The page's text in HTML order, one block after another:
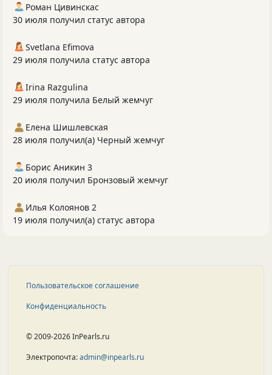
Роман Цивинскас
30 июля получил статус автора
Svetlana Efimova
29 июля получила статус автора
Irina Razgulina
29 июля получила Белый жемчуг
Елена Шишлевская
28 июля получил(а) Черный жемчуг
Борис Аникин 3
20 июля получил Бронзовый жемчуг
Илья Колоянов 2
19 июля получил(а) статус автора
Пользовательское соглашение
Конфиденциальность
© 2009-2026 InPearls.ru
Электропочта:admin@inpearls.ru